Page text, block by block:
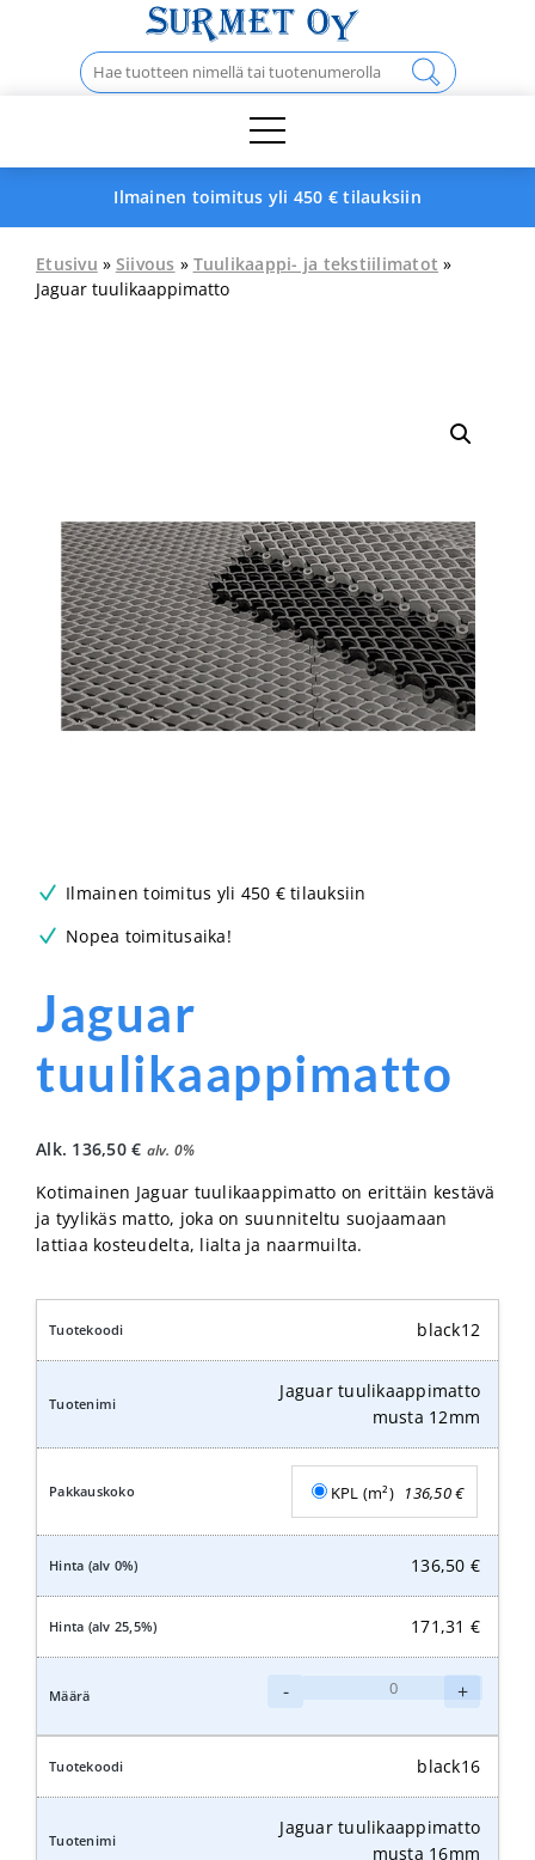
Haku:
Ilmainen toimitus yli 450 € tilauksiin
Etusivu » Siivous » Tuulikaappi- ja tekstiilimatot »
Jaguar tuulikaappimatto
Ilmainen toimitus yli 450 € tilauksiin
Nopea toimitusaika!
Jaguar
tuulikaappimatto
Alk. 136,50 € alv. 0%
Kotimainen Jaguar tuulikaappimatto on erittäin kestävä
ja tyylikäs matto, joka on suunniteltu suojaamaan
lattiaa kosteudelta, lialta ja naarmuilta.
black12
Jaguar tuulikaappimatto
musta 12mm
KPL (m²) 136,50€
136,50 €
171,31 €
-
musta
määrä
+
black16
Jaguar tuulikaappimatto
musta 16mm